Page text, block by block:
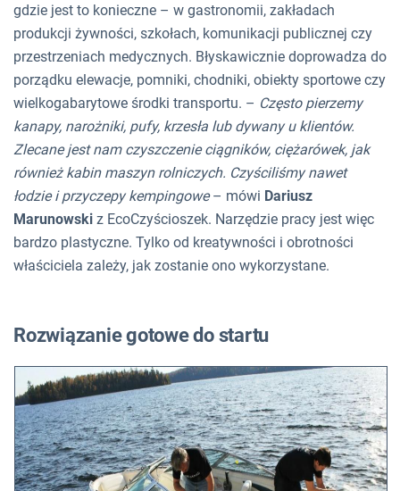
gdzie jest to konieczne – w gastronomii, zakładach
produkcji żywności, szkołach, komunikacji publicznej czy
przestrzeniach medycznych. Błyskawicznie doprowadza do
porządku elewacje, pomniki, chodniki, obiekty sportowe czy
wielkogabarytowe środki transportu. – Często pierzemy
kanapy, narożniki, pufy, krzesła lub dywany u klientów.
Zlecane jest nam czyszczenie ciągników, ciężarówek, jak
również kabin maszyn rolniczych. Czyściliśmy nawet
łodzie i przyczepy kempingowe– mówi Dariusz
Marunowski z EcoCzyścioszek. Narzędzie pracy jest więc
bardzo plastyczne. Tylko od kreatywności i obrotności
właściciela zależy, jak zostanie ono wykorzystane.
Rozwiązanie gotowe do startu